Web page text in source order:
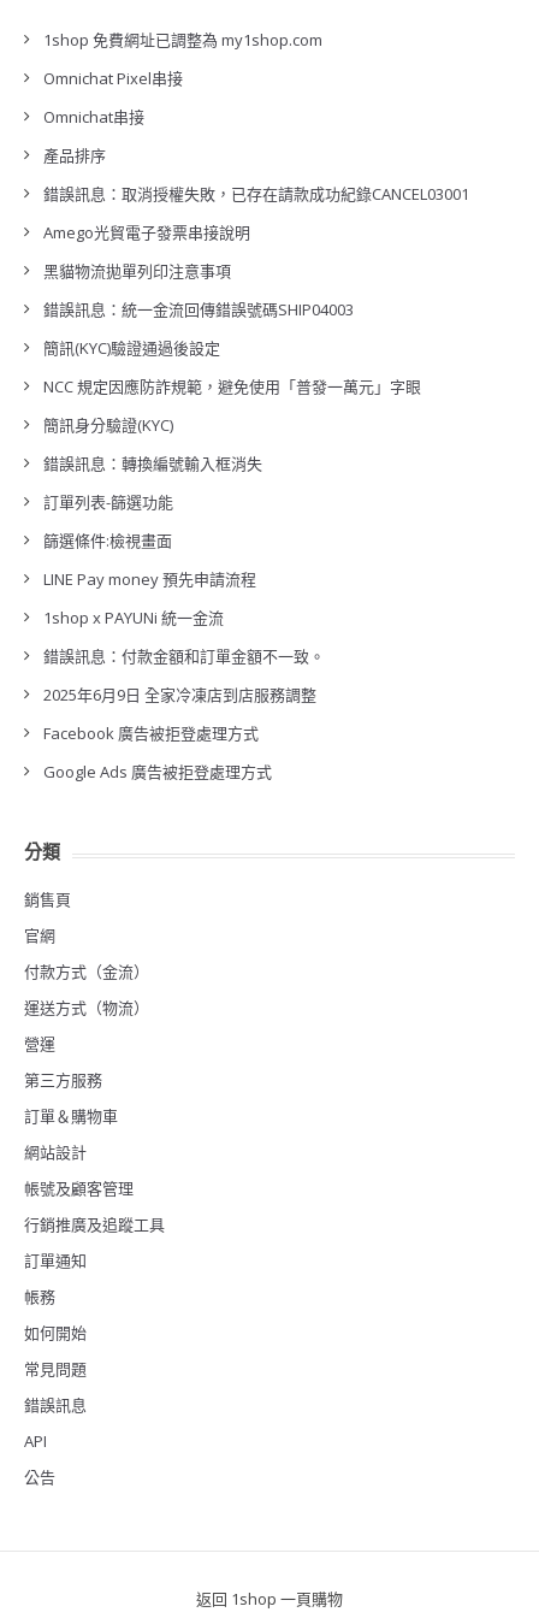
1shop 免費網址已調整為 my1shop.com
Omnichat Pixel串接
Omnichat串接
產品排序
錯誤訊息：取消授權失敗，已存在請款成功紀錄CANCEL03001
Amego光貿電子發票串接說明
黑貓物流拋單列印注意事項
錯誤訊息：統一金流回傳錯誤號碼SHIP04003
簡訊(KYC)驗證通過後設定
NCC 規定因應防詐規範，避免使用「普發一萬元」字眼
簡訊身分驗證(KYC)
錯誤訊息：轉換編號輸入框消失
訂單列表-篩選功能
篩選條件:檢視畫面
LINE Pay money 預先申請流程
1shop x PAYUNi 統一金流
錯誤訊息：付款金額和訂單金額不一致。
2025年6月9日 全家冷凍店到店服務調整
Facebook 廣告被拒登處理方式
Google Ads 廣告被拒登處理方式
分類
銷售頁
官網
付款方式（金流）
運送方式（物流）
營運
第三方服務
訂單＆購物車
網站設計
帳號及顧客管理
行銷推廣及追蹤工具
訂單通知
帳務
如何開始
常見問題
錯誤訊息
API
公告
返回 1shop 一頁購物